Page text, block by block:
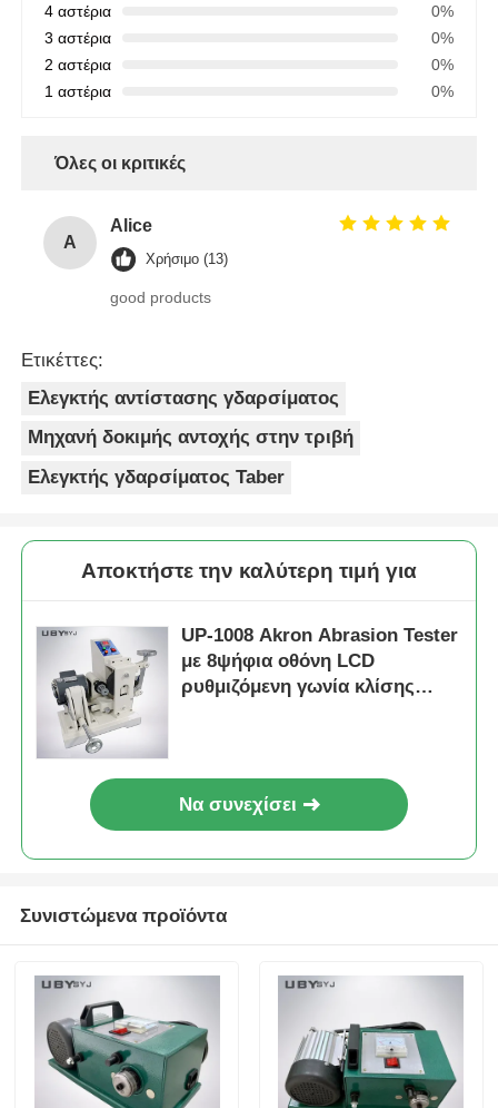
4 αστέρια
0%
3 αστέρια
0%
2 αστέρια
0%
1 αστέρια
0%
Όλες οι κριτικές
A
Alice
Χρήσιμο (13)
good products
Ετικέττες:
Ελεγκτής αντίστασης γδαρσίματος
Μηχανή δοκιμής αντοχής στην τριβή
Ελεγκτής γδαρσίματος Taber
Αποκτήστε την καλύτερη τιμή για
UP-1008 Akron Abrasion Tester
με 8ψήφια οθόνη LCD
ρυθμιζόμενη γωνία κλίσης
Να συνεχίσει
Συνιστώμενα προϊόντα